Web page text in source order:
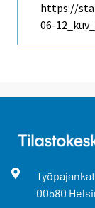
https://
06-
00580